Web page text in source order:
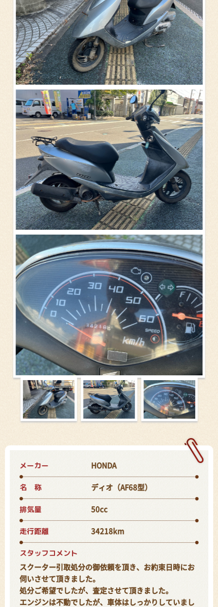
メーカー HONDA
名 称 ディオ（AF68型）
排気量 50cc
走行距離 34218km
スタッフコメント
スクーター引取処分の御依頼を頂き、お約束日時にお
伺いさせて頂きました。
処分ご希望でしたが、査定させて頂きました。
エンジンは不動でしたが、車体はしっかりしていまし